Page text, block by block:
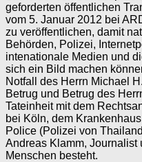
geforderten öffentlichen
vom 5. Januar 2012 bei
zu veröffentlichen, damit
Behörden, Polizei,
intenationale Medien und
sich ein Bild machen
Notfall des Herrn Michael
Betrug und Betrug des
Tateinheit mit dem
bei Köln, dem
Police (Polizei von
Andreas Klamm,
Menschen besteht.